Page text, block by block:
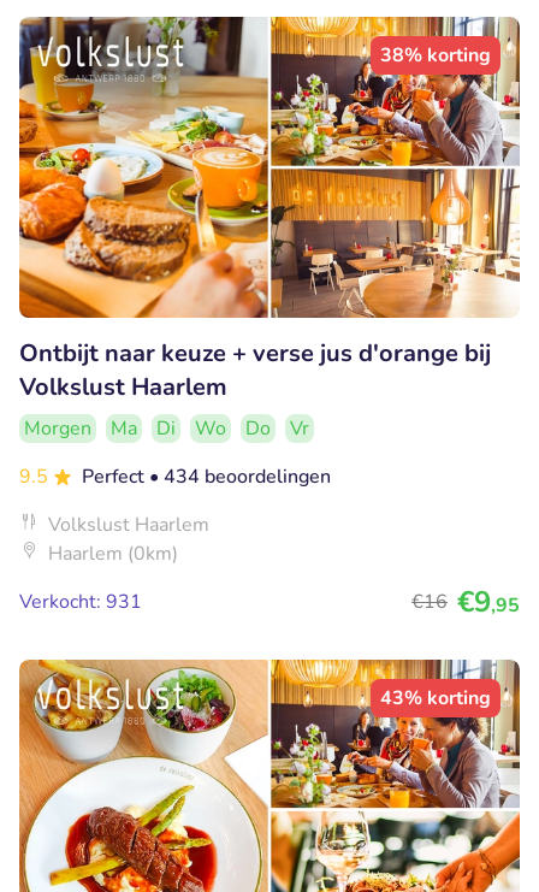
38% korting
Ontbijt naar keuze + verse jus d'orange bij
Volkslust Haarlem
Morgen Ma Di Wo Do
Vr
9.5
Perfect • 434 beoordelingen
Volkslust Haarlem
Haarlem (0km)
Verkocht: 931
€16 €9,95
43% korting